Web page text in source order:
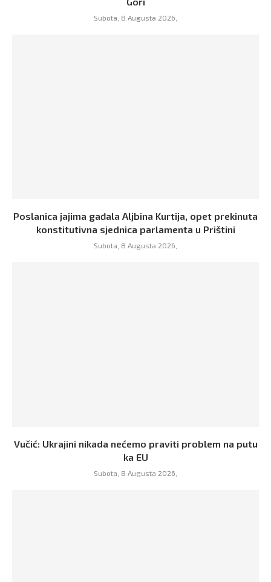
Subota, 8 Augusta 2026,
Poslanica jajima gađala Aljbina Kurtija, opet prekinuta
konstitutivna sjednica parlamenta u Prištini
Subota, 8 Augusta 2026,
Vučić: Ukrajini nikada nećemo praviti problem na putu
ka EU
Subota, 8 Augusta 2026,